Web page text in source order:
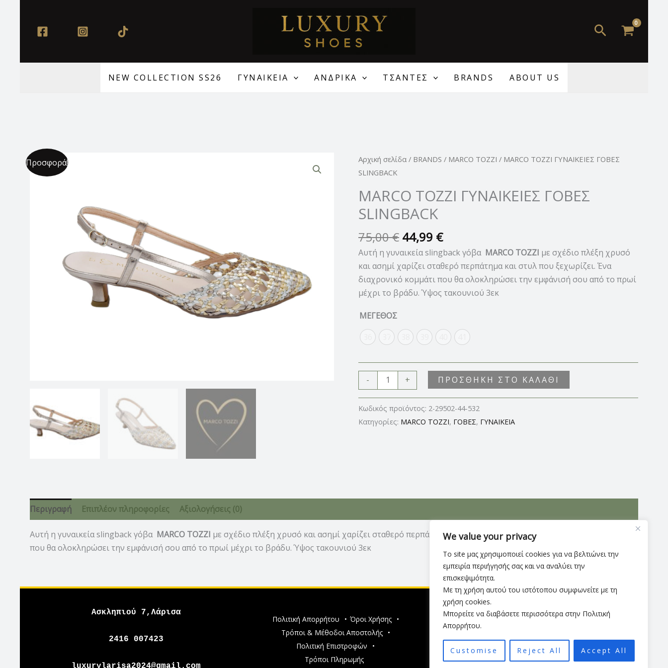
We value your privacy
Το site μας χρησιμοποιεί cookies για να βελτιώνει την
εμπειρία περιήγησής σας και να αναλύει την
επισκεψιμότητα.
Με τη χρήση αυτού του ιστότοπου συμφωνείτε με τη
χρήση cookies.
Μπορείτε να διαβάσετε περισσότερα στην Πολιτική
Απορρήτου.
Customise Reject All Accept All
περιεχόμενο
Αναζήτηση
NEW COLLECTION SS26 ΓΥΝΑΙΚΕΙΑ ΑΝΔΡΙΚΑ ΤΣΑΝΤΕΣ BRANDS ABOUT US
Προσφορά! Αρχική σελίδα/ BRANDS / MARCO TOZZI / MARCO TOZZI ΓΥΝΑΙΚΕΙΕΣ ΓΟΒΕΣ
SLINGBACK
MARCO TOZZI ΓΥΝΑΙΚΕΙΕΣ ΓΟΒΕΣ
SLINGBACK
75,00€
Original
75,00 €.
44,99 €
Η
είναι:
Αυτή η γυναικεία slingback γόβα MARCO TOZZI με σχέδιο πλέξη χρυσό
και ασημί χαρίζει σταθερό περπάτημα και στυλ που ξεχωρίζει. Ένα
διαχρονικό κομμάτι που θα ολοκληρώσει την εμφάνισή σου από το πρωί
μέχρι το βράδυ. Ύψος τακουνιού 3εκ
ΜΕΓΕΘΟΣ
-
MARCO
TOZZI
ΓΟΒΕΣ
SLINGBACK
+ ΠΡΟΣΘΉΚΗ ΣΤΟ ΚΑΛΆΘΙ
Κωδικός προϊόντος: 2-29502-44-532
Κατηγορίες: MARCO TOZZI, ΓΟΒΕΣ, ΓΥΝΑΙΚΕΙΑ
Περιγραφή Επιπλέον πληροφορίες Αξιολογήσεις (0)
Αυτή η γυναικεία slingback γόβα MARCO TOZZI με σχέδιο πλέξη χρυσό και ασημί χαρίζει σταθερό περπάτημα και στυλ που ξεχωρίζει. Ένα διαχρονικό κομμάτι
που θα ολοκληρώσει την εμφάνισή σου από το πρωί μέχρι το βράδυ. Ύψος τακουνιού 3εκ
Ασκληπιού 7,Λάρισα
2416 007423
luxurylarisa2024@gmail.com
Πολιτική Απορρήτου • Όροι Χρήσης
•
Τρόποι & Μέθοδοι Αποστολής
•
Πολιτική Επιστροφών
•
Τρόποι Πληρωμής